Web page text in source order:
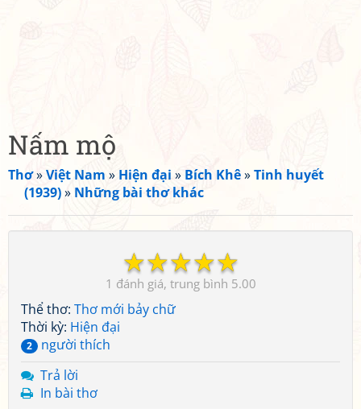
Nấm mộ
Thơ»Việt Nam » Hiện đại » Bích Khê»Tinh huyết
(1939)» Những bài thơ khác
☆
☆
☆
☆
☆
1 5.00
Thể thơ: Thơ mới bảy chữ
Thời kỳ: Hiện đại
2
người thích
Trả lời
In bài thơ